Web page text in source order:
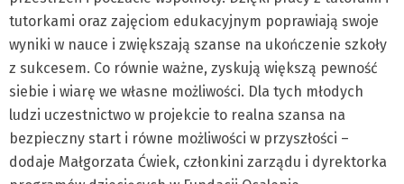
tutorkami oraz zajęciom edukacyjnym poprawiają swoje
wyniki w nauce i zwiększają szanse na ukończenie szkoły
z sukcesem. Co równie ważne, zyskują większą pewność
siebie i wiarę we własne możliwości. Dla tych młodych
ludzi uczestnictwo w projekcie to realna szansa na
bezpieczny start i równe możliwości w przyszłości –
dodaje Małgorzata Ćwiek, członkini zarządu i dyrektorka